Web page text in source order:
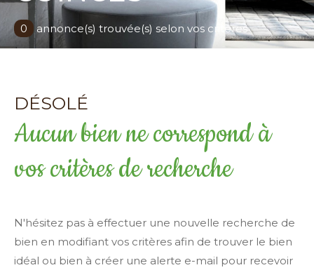
0 annonce(s) trouvée(s) selon vos critères
DÉSOLÉ
Aucun bien ne correspond à
vos critères de recherche
N'hésitez pas à effectuer une nouvelle recherche de
bien en modifiant vos critères afin de trouver le bien
idéal ou bien à créer une alerte e-mail pour recevoir
Surface
terrain
Surface terrain
Pièces
Pièces
Référence
AFFINER LES CRITÈRES
TERRASSE PARKING PISCINE